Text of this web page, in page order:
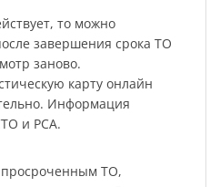
то можно
завершения срока ТО
заново.
карту онлайн
Информация
и РСА.
ТО,